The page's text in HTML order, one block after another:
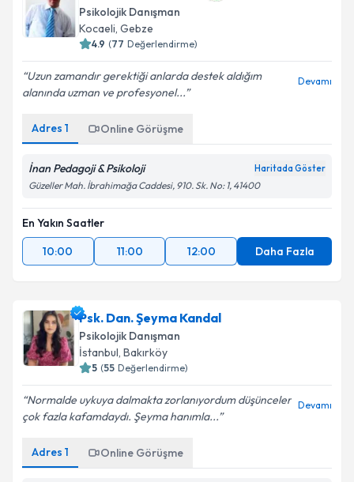
Psikolojik Danışman
Kocaeli, Gebze
4.9 (77 Değerlendirme)
Uzun zamandır gerektiği anlarda destek aldığım
alanında uzman ve profesyonel...
Devamı
Adres 1 Online Görüşme
İnan Pedagoji & Psikoloji Haritada Göster
Güzeller Mah. İbrahimağa Caddesi, 910. Sk. No: 1, 41400
En Yakın Saatler
10:00
11:00 12:00 Daha Fazla
Psk. Dan. Şeyma Kandal
Psikolojik Danışman
İstanbul, Bakırköy
5 (55 Değerlendirme)
Normalde uykuya dalmakta zorlanıyordum düşünceler
çok fazla kafamdaydı. Şeyma hanımla...
Devamı
Adres 1 Online Görüşme